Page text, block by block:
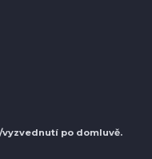
vyzvednutí po domluvě.